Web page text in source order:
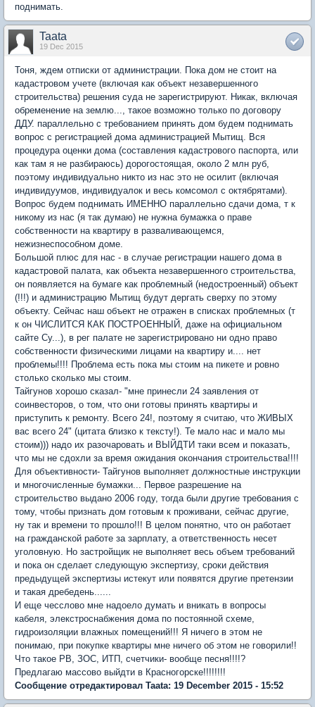
поднимать.
Taata
19 Dec 2015
Тоня, ждем отписки от администрации. Пока дом не стоит на
кадастровом учете (включая как объект незавершенного
строительства) решения суда не зарегистрируют. Никак, включая
обременение на землю..., такое возможно только по договору
ДДУ. параллельно с требованием принять дом будем поднимать
вопрос с регистрацией дома администрацией Мытищ. Вся
процедура оценки дома (составления кадастрового паспорта, или
как там я не разбираюсь) дорогостоящая, около 2 млн руб,
поэтому индивидуально никто из нас это не осилит (включая
индивидуумов, индивидуалок и весь комсомол с октябрятами).
Вопрос будем поднимать ИМЕННО параллельно сдачи дома, т к
никому из нас (я так думаю) не нужна бумажка о праве
собственности на квартиру в разваливающемся,
нежизнеспособном доме.
Большой плюс для нас - в случае регистрации нашего дома в
кадастровой палата, как объекта незавершенного строительства,
он появляется на бумаге как проблемный (недостроенный) объект
(!!!) и администрацию Мытищ будут дергать сверху по этому
объекту. Сейчас наш объект не отражен в списках проблемных (т
к он ЧИСЛИТСЯ КАК ПОСТРОЕННЫЙ, даже на официальном
сайте Су...), в рег палате не зарегистрировано ни одно право
собственности физическими лицами на квартиру и.... нет
проблемы!!!! Проблема есть пока мы стоим на пикете и ровно
столько сколько мы стоим.
Тайгунов хорошо сказал- "мне принесли 24 заявления от
соинвесторов, о том, что они готовы принять квартиры и
приступить к ремонту. Всего 24!, поэтому я считаю, что ЖИВЫХ
вас всего 24" (цитата близко к тексту!). Те мало нас и мало мы
стоим))) надо их разочаровать и ВЫЙДТИ таки всем и показать,
что мы не сдохли за время ожидания окончания строительства!!!!
Для объективности- Тайгунов выполняет должностные инструкции
и многочисленные бумажки... Первое разрешение на
строительство выдано 2006 году, тогда были другие требования с
тому, чтобы признать дом готовым к проживани, сейчас другие,
ну так и времени то прошло!!! В целом понятно, что он работает
на гражданской работе за зарплату, а ответственность несет
уголовную. Но застройщик не выполняет весь объем требований
и пока он сделает следующую экспертизу, сроки действия
предыдущей экспертизы истекут или появятся другие претензии
и такая дребедень......
И еще чесслово мне надоело думать и вникать в вопросы
кабеля, элекстроснабжения дома по постоянной схеме,
гидроизоляции влажных помещений!!! Я ничего в этом не
понимаю, при покупке квартиры мне ничего об этом не говорили!!
Что такое РВ, ЗОС, ИТП, счетчики- вообще песня!!!!?
Предлагаю массово выйдти в Красногорске!!!!!!!!
Сообщение отредактировал Taata: 19 December 2015 - 15:52